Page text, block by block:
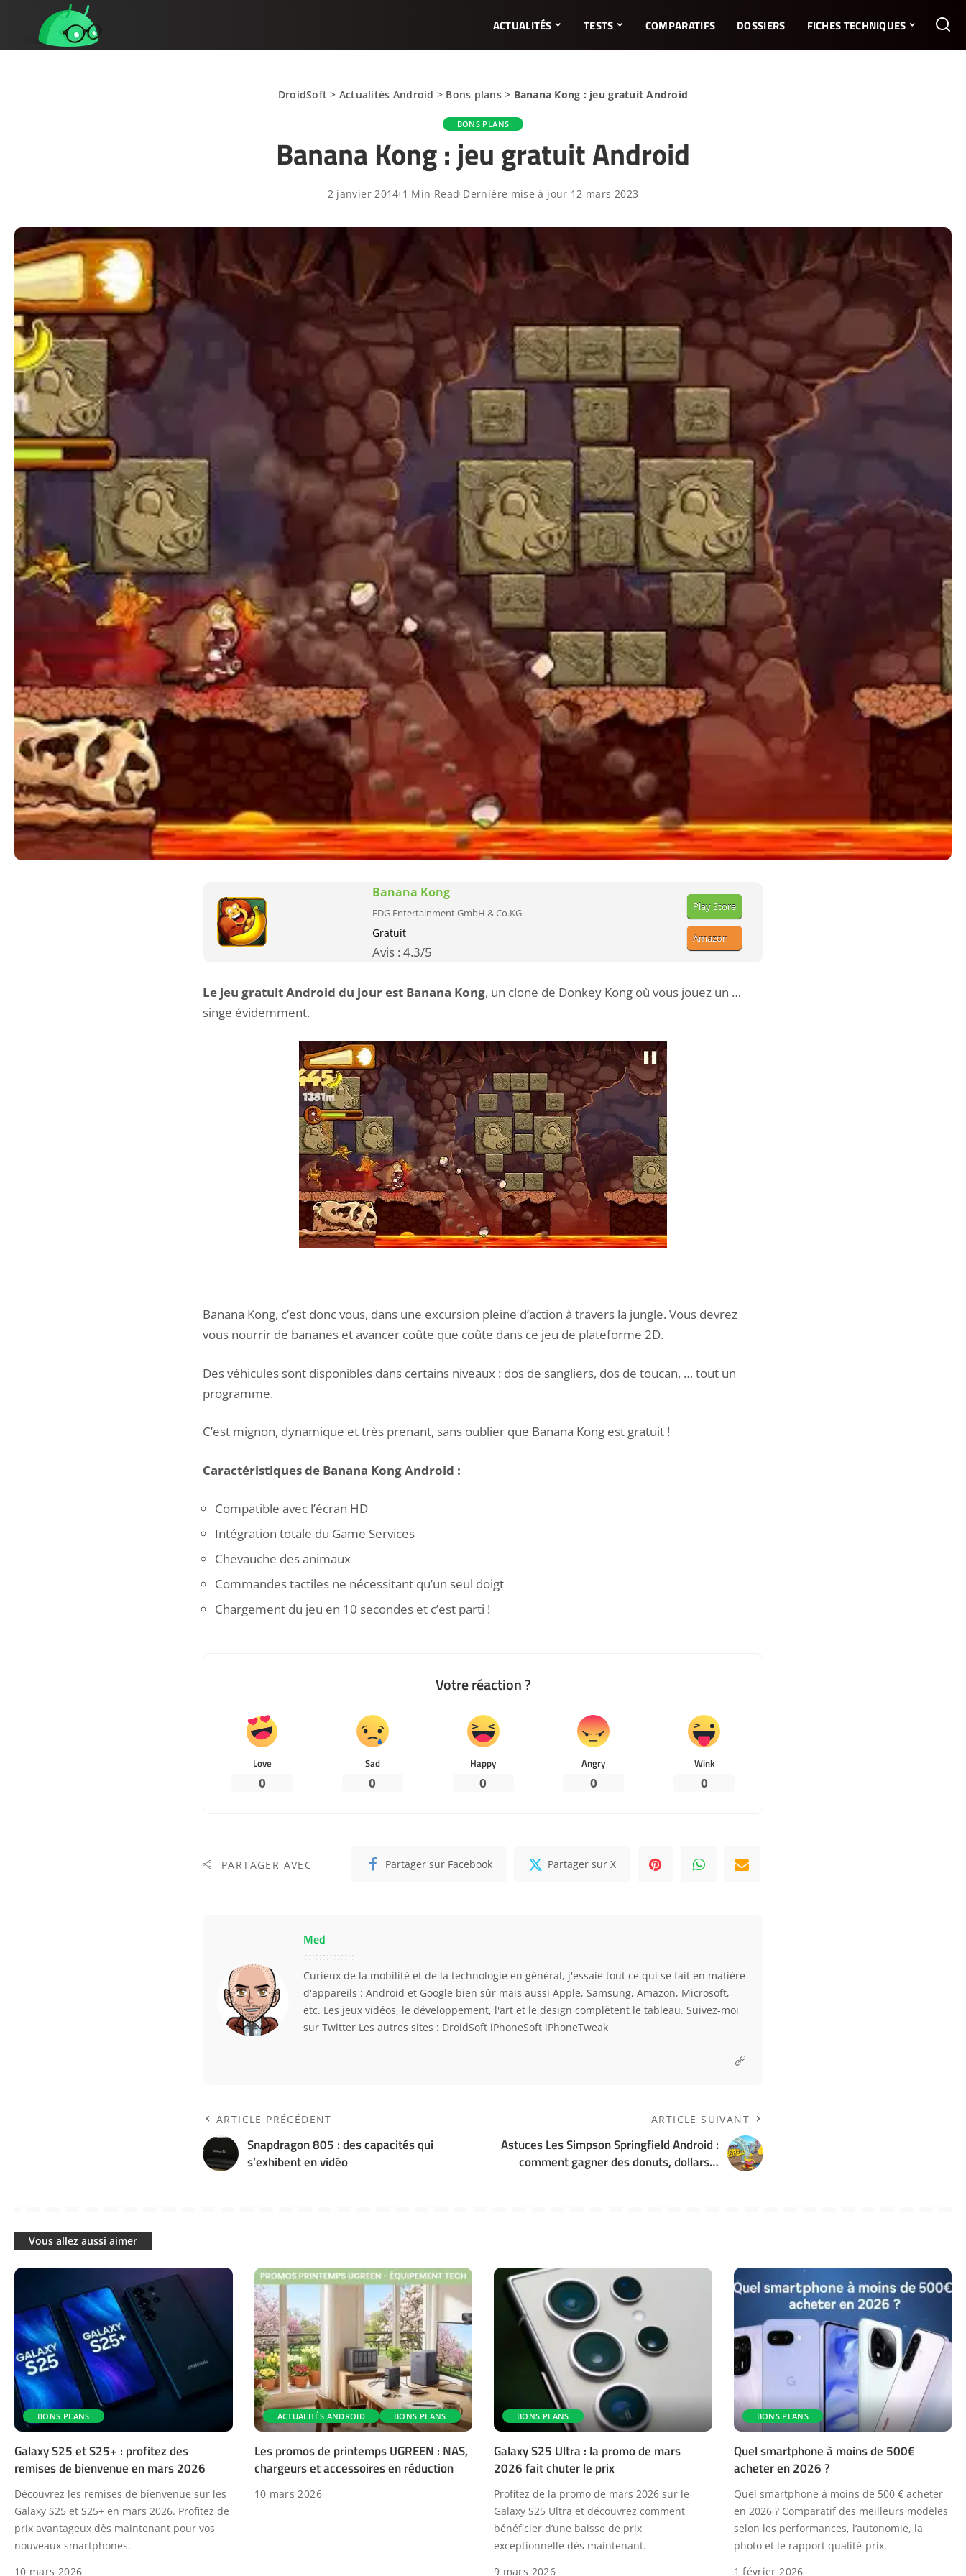
ACTUALITÉS TESTS COMPARATIFS DOSSIERS FICHES TECHNIQUES
DroidSoft > Actualités Android > Bons plans> Banana Kong : jeu gratuit Android
BONS PLANS
Banana Kong : jeu gratuit Android
2 janvier 2014 1 Min Read Dernière mise à jour 12 mars 2023
Banana Kong
FDG Entertainment GmbH & Co.KG
Gratuit
Avis : 4.3/5
Play Store
Amazon
Le jeu gratuit Android du jour est Banana Kong, un clone de Donkey Kong où vous jouez un …
singe évidemment.
Banana Kong, c’est donc vous, dans une excursion pleine d’action à travers la jungle. Vous devrez
vous nourrir de bananes et avancer coûte que coûte dans ce jeu de plateforme 2D.
Des véhicules sont disponibles dans certains niveaux : dos de sangliers, dos de toucan, … tout un
programme.
C’est mignon, dynamique et très prenant, sans oublier que Banana Kong est gratuit !
Caractéristiques de Banana Kong Android :
Compatible avec l’écran HD
Intégration totale du Game Services
Chevauche des animaux
Commandes tactiles ne nécessitant qu’un seul doigt
Chargement du jeu en 10 secondes et c’est parti !
Votre réaction ?
Love
0
Sad
0
Happy
0
Angry
0
Wink
0
PARTAGER AVEC Partager sur Facebook Partager sur X
Med
Curieux de la mobilité et de la technologie en général, j'essaie tout ce qui se fait en matière
d'appareils : Android et Google bien sûr mais aussi Apple, Samsung, Amazon, Microsoft,
etc. Les jeux vidéos, le développement, l'art et le design complètent le tableau. Suivez-moi
sur Twitter Les autres sites : DroidSoft iPhoneSoft iPhoneTweak
ARTICLE PRÉCÉDENT
Snapdragon 805 : des capacités qui
s’exhibent en vidéo
ARTICLE SUIVANT
Astuces Les Simpson Springfield Android :
comment gagner des donuts, dollars…
Vous allez aussi aimer
BONS PLANS
Galaxy S25 et S25+ : profitez des
remises de bienvenue en mars 2026
Découvrez les remises de bienvenue sur les
Galaxy S25 et S25+ en mars 2026. Profitez de
prix avantageux dès maintenant pour vos
nouveaux smartphones.
10 mars 2026
ACTUALITÉS ANDROID BONS PLANS
Les promos de printemps UGREEN : NAS,
chargeurs et accessoires en réduction
10 mars 2026
BONS PLANS
Galaxy S25 Ultra : la promo de mars
2026 fait chuter le prix
Profitez de la promo de mars 2026 sur le
Galaxy S25 Ultra et découvrez comment
bénéficier d’une baisse de prix
exceptionnelle dès maintenant.
9 mars 2026
BONS PLANS
Quel smartphone à moins de 500€
acheter en 2026 ?
Quel smartphone à moins de 500 € acheter
en 2026 ? Comparatif des meilleurs modèles
selon les performances, l’autonomie, la
photo et le rapport qualité-prix.
1 février 2026